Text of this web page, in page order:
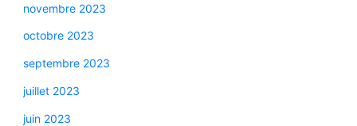
novembre 2023
octobre 2023
septembre 2023
juillet 2023
juin 2023